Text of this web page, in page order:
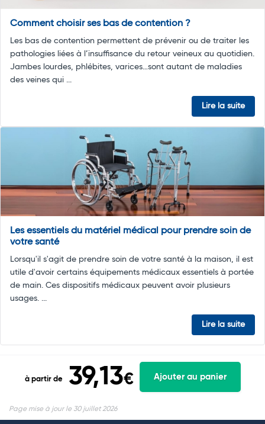
Comment choisir ses bas de contention ?
Les bas de contention permettent de prévenir ou de traiter les
pathologies liées à l’insuffisance du retour veineux au quotidien.
Jambes lourdes, phlébites, varices…sont autant de maladies
des veines qui ...
Lire la suite
Les essentiels du matériel médical pour prendre soin de
votre santé
Lorsqu'il s'agit de prendre soin de votre santé à la maison, il est
utile d'avoir certains équipements médicaux essentiels à portée
de main. Ces dispositifs médicaux peuvent avoir plusieurs
usages. ...
Lire la suite
à partir de 39,13€ Ajouter au panier
Page mise à jour le 30 juillet 2026